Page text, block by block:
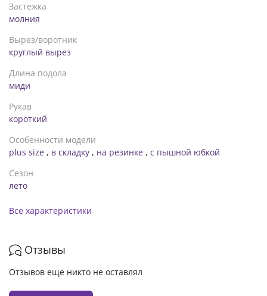
Застежка
молния
Вырез/воротник
круглый вырез
Длина подола
миди
Рукав
короткий
Особенности модели
plus size , в складку , на резинке , с пышной юбкой
Сезон
лето
Все характеристики
Отзывы
Отзывов еще никто не оставлял